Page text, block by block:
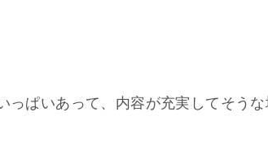
ぱいあって、内容が充実してそう